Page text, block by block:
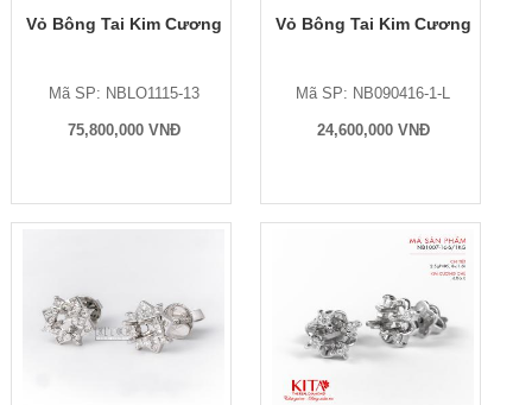
Vỏ Bông Tai Kim Cương
Mã SP: NBLO1115-13
75,800,000 VNĐ
Vỏ Bông Tai Kim Cương
Mã SP: NB090416-1-L
24,600,000 VNĐ